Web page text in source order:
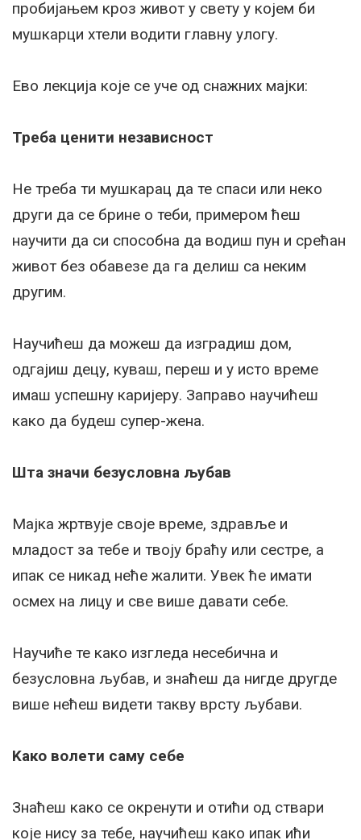
пробијањем кроз живот у свету у којем би
мушкарци хтели водити главну улогу.
Ево лекција које се уче од снажних мајки:
Треба ценити независност
Не треба ти мушкарац да те спаси или неко
други да се брине о теби, примером ћеш
научити да си способна да водиш пун и срећан
живот без обавезе да га делиш са неким
другим.
Научићеш да можеш да изградиш дом,
одгајиш децу, куваш, переш и у исто време
имаш успешну каријеру. Заправо научићеш
како да будеш супер-жена.
Шта значи безусловна љубав
Мајка жртвује своје време, здравље и
младост за тебе и твоју браћу или сестре, а
ипак се никад неће жалити. Увек ће имати
осмех на лицу и све више давати себе.
Научиће те како изгледа несебична и
безусловна љубав, и знаћеш да нигде другде
више нећеш видети такву врсту љубави.
Kако волети саму себе
Знаћеш како се окренути и отићи од ствари
које нису за тебе, научићеш како ипак ићи